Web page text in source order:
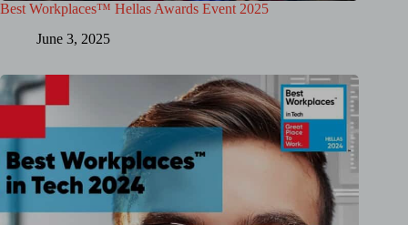
Best Workplaces™ Hellas Awards Event 2025
June 3, 2025